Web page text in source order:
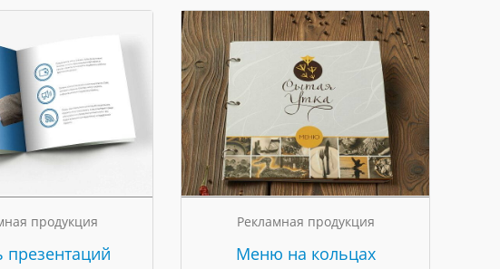
продукция
презентаций
Рекламная продукция
Меню на кольцах